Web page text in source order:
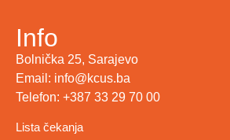
Info
Bolnička 25, Sarajevo
Email: info@kcus.ba
Telefon: +387 33 29 70 00
Lista čekanja